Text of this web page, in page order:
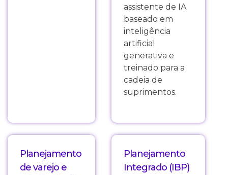
assistente de IA
baseado em
inteligência
artificial
generativa e
treinado para a
cadeia de
suprimentos.
Planejamento
de varejo e
Planejamento
Integrado (IBP)